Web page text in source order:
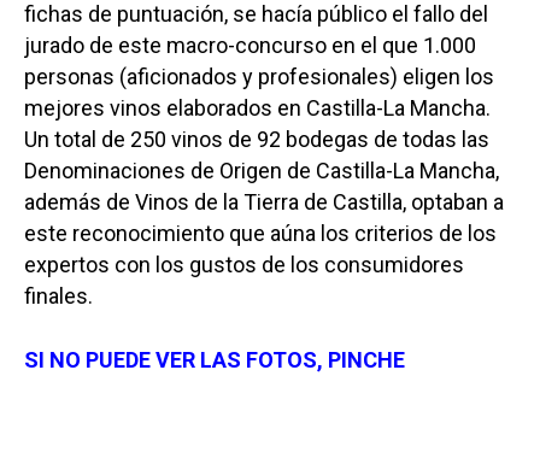
fichas de puntuación, se hacía público el fallo del
jurado de este macro-concurso en el que 1.000
personas (aficionados y profesionales) eligen los
mejores vinos elaborados en Castilla-La Mancha.
Un total de 250 vinos de 92 bodegas de todas las
Denominaciones de Origen de Castilla-La Mancha,
además de Vinos de la Tierra de Castilla, optaban a
este reconocimiento que aúna los criterios de los
expertos con los gustos de los consumidores
finales.
SI NO PUEDE VER LAS FOTOS, PINCHE